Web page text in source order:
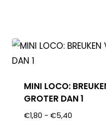
MINI LOCO:
GROTER DAN 1
€1,80 - €5,40